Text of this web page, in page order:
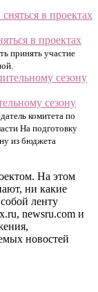
в проектах
принять участие
сезону
комитета по
На подготовку
из бюджета
На этом
ни какие
ленту
newsru.com и
новостей